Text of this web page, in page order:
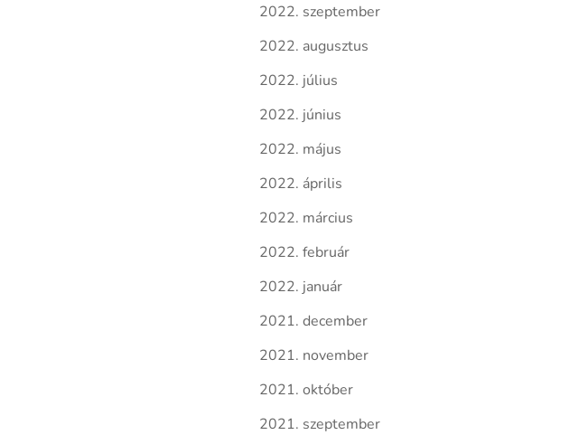
2022. szeptember
2022. augusztus
2022. július
2022. június
2022. május
2022. április
2022. március
2022. február
2022. január
2021. december
2021. november
2021. október
2021. szeptember